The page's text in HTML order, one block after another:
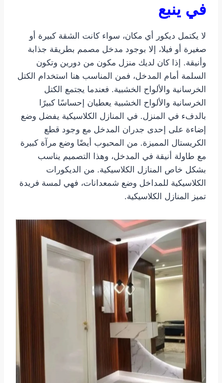
في ينبع
لا يكتمل ديكور أي مكان، سواء كانت الشقة كبيرة أو
صغيرة أو فيلا، إلا بوجود مدخل مصمم بطريقة جذابة
وأنيقة. إذا كان لديك منزل مكون من دورين وتكون
السلمة أمام المدخل، فمن المناسب هنا استخدام الكتل
الخرسانية والألواح الخشبية. فعندما يجتمع الكتل
الخرسانية والألواح الخشبية يعطيان إحساسًا كبيرًا
بالدفء في المنزل. في المنازل الكلاسيكية يفضل وضع
إضاءة على إحدى جدران المدخل مع وجود قطع
الكريستال المميزة. من المحبوب أيضًا وضع مرآة كبيرة
مع طاولة أنيقة في المدخل، وهذا التصميم يناسب
بشكل خاص المنازل الكلاسيكية. من الديكورات
الكلاسيكية للمداخل وضع شمعدانات، فهي لمسة فريدة
تميز المنازل الكلاسيكية.